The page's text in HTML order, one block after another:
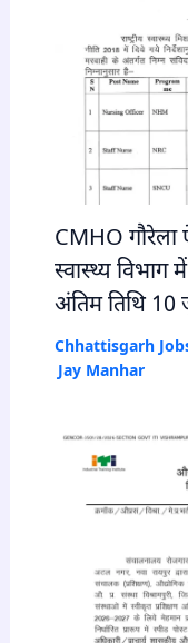
CMHO गौरेला
स्वास्थ्य विभाग में
अंतिम तिथि 10
Chhattisgarh
Jay Manhar